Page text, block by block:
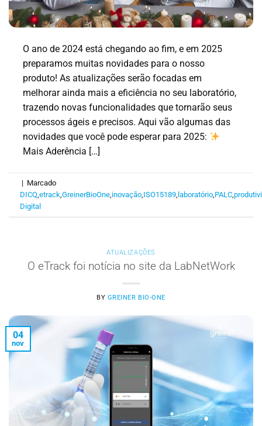
O ano de 2024 está chegando ao fim, e em 2025
preparamos muitas novidades para o nosso
produto! As atualizações serão focadas em
melhorar ainda mais a eficiência no seu laboratório,
trazendo novas funcionalidades que tornarão seus
processos ágeis e precisos. Aqui vão algumas das
novidades que você pode esperar para 2025:
Mais Aderência […]
| Marcado
DICQ ,etrack ,GreinerBioOne inovação ISO15189 laboratório PALC ,
Digital
ATUALIZAÇÕES
O eTrack foi notícia no site da LabNetWork
BY GREINER BIO-ONE
04
nov